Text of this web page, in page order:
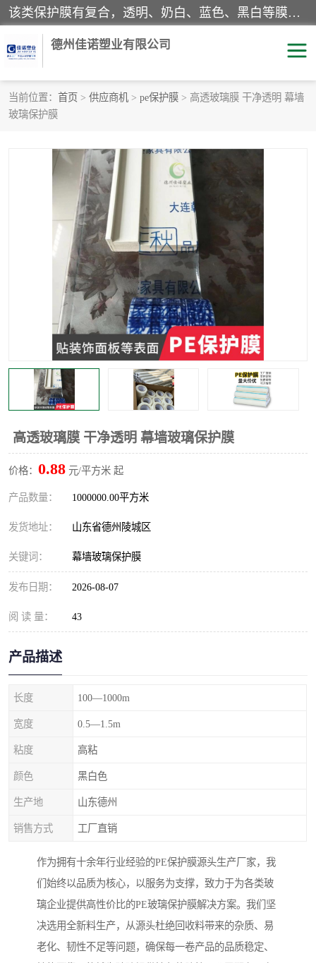
该类保护膜有复合，透明、奶白、蓝色、黑白等膜型。特高粘，高粘，中高粘，中粘，中低粘，低粘等。对于不同的粘力要求有相应的产品相适配。无胶渍残留污染。在较宽的收卷幅度下平整无皱纹，收卷长度大，利于机械化及自动化施工粘贴。为您的产品提供的表面保护解决方案。 产品广泛适用于：铝材、不锈钢、金属、塑料、电子、家电、家具、玻璃、化工材料、装饰材料等。
德州佳诺塑业有限公司
当前位置： 首页 > 供应商机 > pe保护膜 > 高透玻璃膜 干净透明 幕墙
玻璃保护膜
高透玻璃膜 干净透明 幕墙玻璃保护膜
价格： 0.88 元/平方米 起
产品数量： 1000000.00平方米
发货地址： 山东省德州陵城区
关键词： 幕墙玻璃保护膜
发布日期： 2026-08-07
阅 读 量： 43
产品描述
长度 100—1000m
宽度 0.5—1.5m
粘度 高粘
颜色 黑白色
生产地 山东德州
销售方式 工厂直销
作为拥有十余年行业经验的PE保护膜源头生产厂家，我
们始终以品质为核心，以服务为支撑，致力于为各类玻
璃企业提供高性价比的PE玻璃保护膜解决方案。我们坚
决选用全新料生产，从源头杜绝回收料带来的杂质、易
老化、韧性不足等问题，确保每一卷产品的品质稳定、
pe保护膜
地毯保护膜 家具保护膜
拉伸缠绕膜 透明保护膜
黑白保护膜 乳白保护膜
明蓝保护膜 纯黑保护膜
印字保护膜 彩钢板保护膜
不绣钢板保护膜 两边上胶保护膜
窗缝阻风胶带 铝板保护膜
不锈钢板保护膜 一次性隔离膜